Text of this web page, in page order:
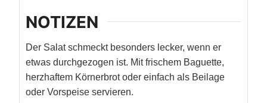
NOTIZEN
Der Salat schmeckt besonders lecker, wenn er
etwas durchgezogen ist. Mit frischem Baguette,
herzhaftem Körnerbrot oder einfach als Beilage
oder Vorspeise servieren.